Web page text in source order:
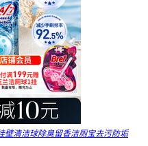
壁清洁球除臭留香洁厕宝去污防垢